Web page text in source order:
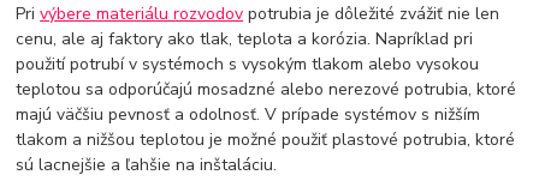
Privýbere materiálu rozvodov potrubia je dôležité zvážiť nie len
cenu, ale aj faktory ako tlak, teplota a korózia. Napríklad pri
použití potrubí v systémoch s vysokým tlakom alebo vysokou
teplotou sa odporúčajú mosadzné alebo nerezové potrubia, ktoré
majú väčšiu pevnosť a odolnosť. V prípade systémov s nižším
tlakom a nižšou teplotou je možné použiť plastové potrubia, ktoré
sú lacnejšie a ľahšie na inštaláciu.